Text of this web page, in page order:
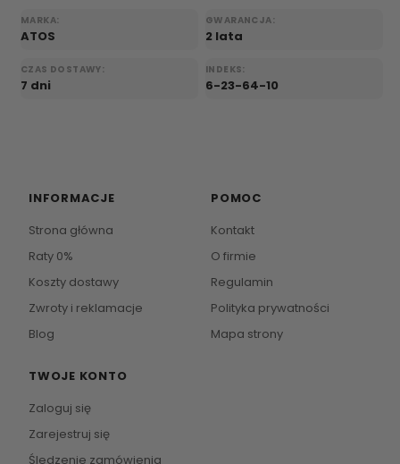
MARKA:
ATOS
GWARANCJA:
2 lata
CZAS DOSTAWY:
7 dni
INDEKS:
6-23-64-10
INFORMACJE
Strona główna
Raty 0%
Koszty dostawy
Zwroty i reklamacje
Blog
POMOC
Kontakt
O firmie
Regulamin
Polityka prywatności
Mapa strony
TWOJE KONTO
Zaloguj się
Zarejestruj się
Śledzenie zamówienia